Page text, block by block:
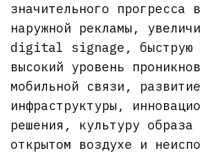
значительного прогресса
наружной рекламы,
digital signage, быструю
высокий уровень
мобильной связи,
инфраструктуры,
решения, культуру образа
открытом воздухе и